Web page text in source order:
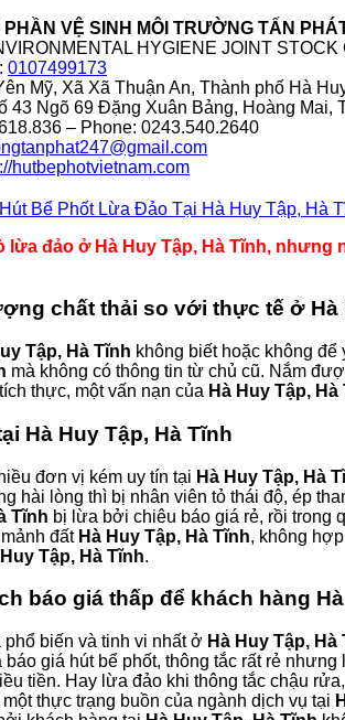
PHẦN VỆ SINH MÔI TRƯỜNG TẤN
HYGIENE JOINT STOCK
0107499173
Mỹ, Xã Xã Thuận An, Thành phố Hà
43 Ngõ 69 Đặng Xuân Bảng, Hoàng Mai,
– Phone: 0243.540.2640
hutbephotvietnam.com
Bể Phốt Lừa Đảo Tại Hà Huy Tập, Hà
lừa đảo ở Hà Huy Tập, Hà Tĩnh,
chất thải so với thực tế ở Hà
Tập, Hà Tĩnh không biết hoặc không
mà không có thông tin từ chủ cũ. Nắm
thực, một vấn nạn của Hà Huy Tập, Hà
Hà Huy Tập, Hà Tĩnh
đơn vị kém uy tín tại Hà Huy Tập, Hà
hài lòng thì bị nhân viên tỏ thái độ, ép
Tĩnh bị lừa bởi chiêu báo giá rẻ, rồi trong
đất Hà Huy Tập, Hà Tĩnh, không
Huy Tập, Hà Tĩnh.
báo giá thấp để khách hàng
biến và tinh vi nhất ở Hà Huy Tập, Hà
báo giá hút bể phốt, thông tắc rất rẻ
tiền. Hay lừa đảo khi thông tắc chậu
thực trạng buồn của ngành dịch vụ tại